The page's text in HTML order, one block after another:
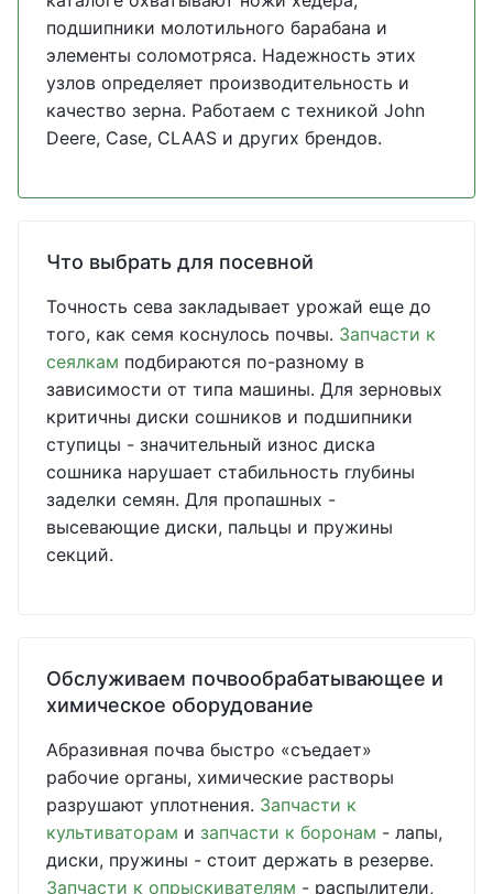
подшипники молотильного барабана и
элементы соломотряса. Надежность этих
узлов определяет производительность и
качество зерна. Работаем с техникой John
Deere, Case, CLAAS и других брендов.
Что выбрать для посевной
Точность сева закладывает урожай еще до
того, как семя коснулось почвы. Запчасти к
сеялкам подбираются по-разному в
зависимости от типа машины. Для зерновых
критичны диски сошников и подшипники
ступицы - значительный износ диска
сошника нарушает стабильность глубины
заделки семян. Для пропашных -
высевающие диски, пальцы и пружины
секций.
Обслуживаем почвообрабатывающее и
химическое оборудование
Абразивная почва быстро «съедает»
рабочие органы, химические растворы
разрушают уплотнения. Запчасти к
культиваторам и запчасти к боронам - лапы,
диски, пружины - стоит держать в резерве.
Запчасти к опрыскивателям - распылители,